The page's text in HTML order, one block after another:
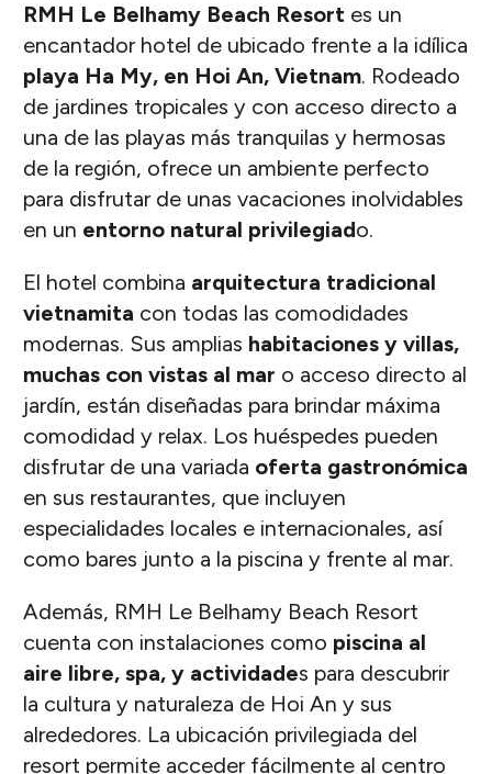
RMH Le Belhamy Beach Resortes un
encantador hotel de ubicado frente a la idílica
playa Ha My, en Hoi An, Vietnam. Rodeado
de jardines tropicales y con acceso directo a
una de las playas más tranquilas y hermosas
de la región, ofrece un ambiente perfecto
para disfrutar de unas vacaciones inolvidables
en un entorno natural privilegiado.
El hotel combina arquitectura tradicional
vietnamita con todas las comodidades
modernas. Sus amplias habitaciones y villas,
muchas con vistas al mar o acceso directo al
jardín, están diseñadas para brindar máxima
comodidad y relax. Los huéspedes pueden
disfrutar de una variada oferta gastronómica
en sus restaurantes, que incluyen
especialidades locales e internacionales, así
como bares junto a la piscina y frente al mar.
Además, RMH Le Belhamy Beach Resort
cuenta con instalaciones como piscina al
aire libre, spa, y actividades para descubrir
la cultura y naturaleza de Hoi An y sus
alrededores. La ubicación privilegiada del
resort permite acceder fácilmente al centro